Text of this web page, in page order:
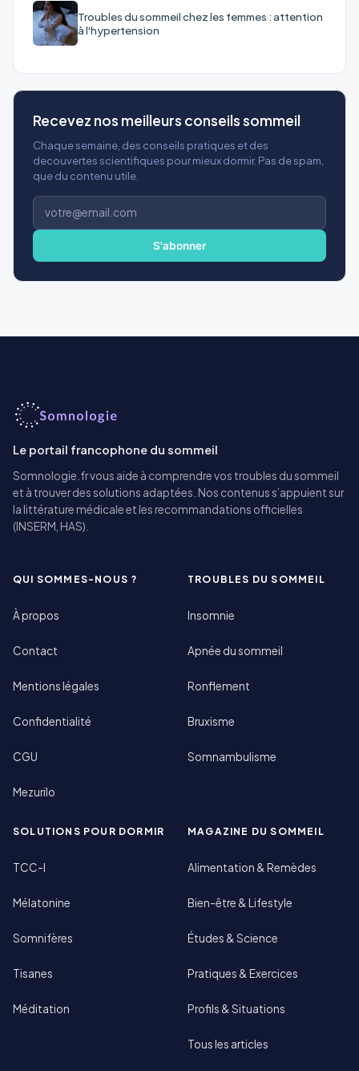
Troubles du sommeil chez les femmes : attention
à l'hypertension
Recevez nos meilleurs conseils sommeil
Chaque semaine, des conseils pratiques et des
decouvertes scientifiques pour mieux dormir. Pas de spam,
que du contenu utile.
Adresse
e-
S'abonner
Le portail francophone du sommeil
Somnologie.fr vous aide à comprendre vos troubles du sommeil
et à trouver des solutions adaptées. Nos contenus s’appuient sur
la littérature médicale et les recommandations officielles
(INSERM, HAS).
QUI SOMMES-NOUS ?
À propos
Contact
Mentions légales
Confidentialité
CGU
Mezurilo
TROUBLES DU SOMMEIL
Insomnie
Apnée du sommeil
Ronflement
Bruxisme
Somnambulisme
SOLUTIONS POUR DORMIR
TCC-I
Mélatonine
Somnifères
Tisanes
Méditation
MAGAZINE DU SOMMEIL
Alimentation & Remèdes
Bien-être & Lifestyle
Études & Science
Pratiques & Exercices
Profils & Situations
Tous les articles